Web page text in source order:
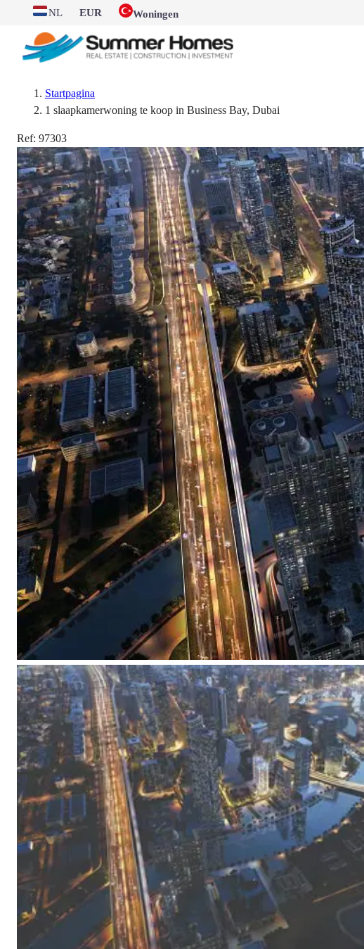
NL EUR Woningen
Startpagina
1 slaapkamerwoning te koop in Business Bay, Dubai
Ref: 97303